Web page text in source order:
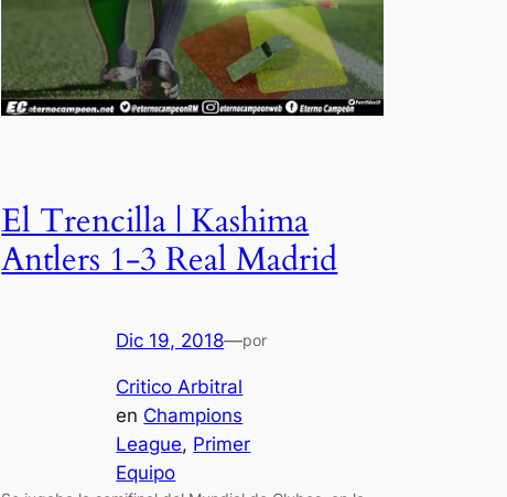
El Trencilla | Kashima
Antlers 1-3 Real Madrid
Dic 19, 2018—por
Critico Arbitral
en Champions
League, Primer
Equipo